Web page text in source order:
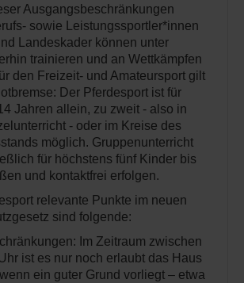
Ausgangsbeschränkungen
sowie Leistungssportler*innen
Landeskader können unter
trainieren und an Wettkämpfen
den Freizeit- und Amateursport gilt
Der Pferdesport ist für
Jahren allein, zu zweit - also in
- oder im Kreise des
möglich. Gruppenunterricht
für höchstens fünf Kinder bis
und kontaktfrei erfolgen.
relevante Punkte im neuen
sind folgende:
Im Zeitraum zwischen
ist es nur noch erlaubt das Haus
ein guter Grund vorliegt – etwa